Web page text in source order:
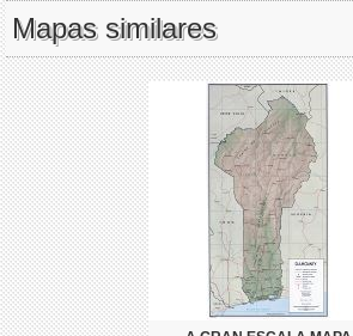
Mapas similares